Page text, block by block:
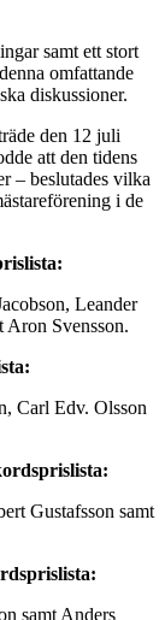
samt ett stort
omfattande
diskussioner.
den 12 juli
att den tidens
– beslutades vilka
i de
Leander
Aron Svensson.
Carl Edv. Olsson
Gustafsson samt
samt Anders